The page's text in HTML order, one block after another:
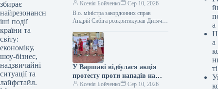
збирає
найрезонансн
іші події
країни та
світу:
економіку,
шоу-бізнес,
надзвичайні
ситуації та
лайфстайл.
поставив в один ряд агресора
та жертву, а також за заяви
щодо загибелі дітей в Україні
Ксенія Бойченко
Сер 10, 2026
В.о. міністра закордонних справ
Андрій Сибіга розкритикував Дитячий
серпня про загиблих і поранених…
У Варшаві відбулася акція
протесту проти нападів на
громадян України, під час
Ксенія Бойченко Сер 10, 2026
а
а
ті